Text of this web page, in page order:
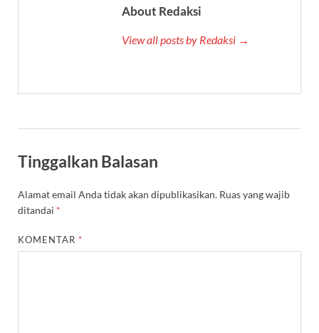
About Redaksi
View all posts by Redaksi →
Tinggalkan Balasan
Alamat email Anda tidak akan dipublikasikan. Ruas yang wajib
ditandai *
KOMENTAR *